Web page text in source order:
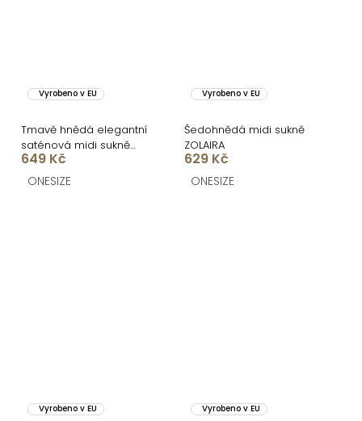
Vyrobeno v EU
Tmavě hnědá elegantní
saténová midi sukně
SKAYA
649 Kč
ONESIZE
Vyrobeno v EU
Šedohnědá midi sukně
ZOLAIRA
629 Kč
ONESIZE
Vyrobeno v EU Vyrobeno v EU